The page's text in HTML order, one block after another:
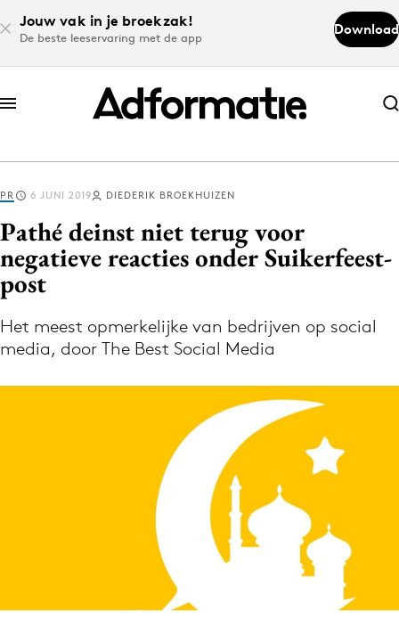
Jouw vak in je broekzak!
De beste leeservaring met de app
Download
Abonneer nu
Abonneer nu
Log in
Volg het laatste nieuws via de Adformatie
Nieuws app
Events
PR 6 JUNI 2019 DIEDERIK BROEKHUIZEN
Pathé deinst niet terug voor
negatieve reacties onder Suikerfeest-
post
Het meest opmerkelijke van bedrijven op social
media, door The Best Social Media